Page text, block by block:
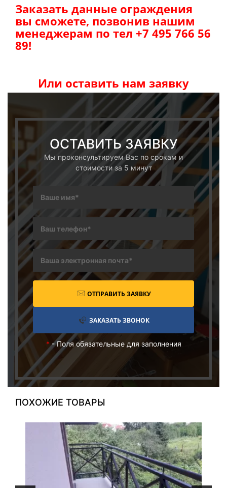
Заказать данные ограждения
вы сможете, позвонив нашим
менеджерам по тел +7 495 766 56
89!
Или оставить нам заявку
ОСТАВИТЬ ЗАЯВКУ
Мы проконсультируем Вас по срокам и
стоимости за 5 минут
ОТПРАВИТЬ ЗАЯВКУ
ЗАКАЗАТЬ ЗВОНОК
*- Поля обязательные для заполнения
ПОХОЖИЕ ТОВАРЫ